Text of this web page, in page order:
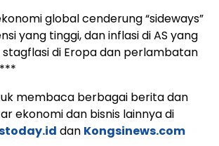
global cenderung “sideways”
yang tinggi, dan inflasi di AS yang
stagflasi di Eropa dan perlambatan
membaca berbagai berita dan
ekonomi dan bisnis lainnya di
dan Kongsinews.com